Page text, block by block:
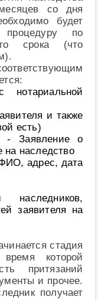
со дня
будет
процедуру по
срока (что
нотариальной
и также
есть)
- Заявление о
на наследство
адрес, дата
заявителя на
стадия
которой
притязаний
и прочее.
получает